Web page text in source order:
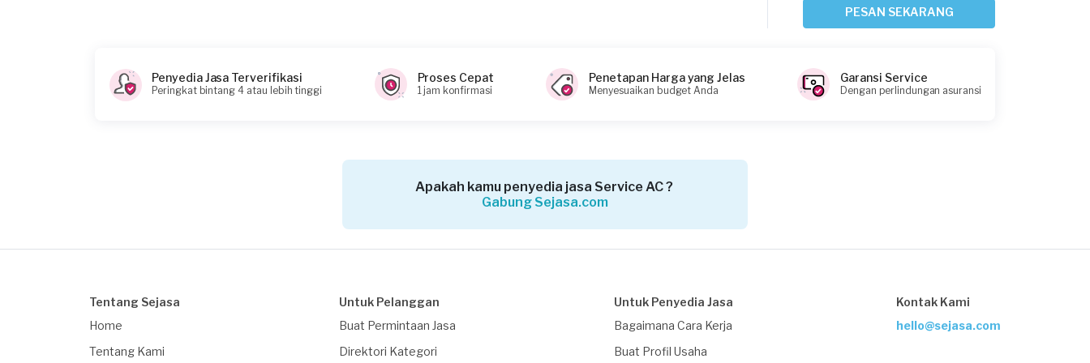
Sekitar 2 jam yang lalu
Sekitar 3 jam yang lalu
Sekitar 9 jam yang lalu
PESAN SEKARANG
Penyedia Jasa Terverifikasi
Peringkat bintang 4 atau lebih tinggi
Proses Cepat
1 jam konfirmasi
Penetapan Harga yang Jelas
Menyesuaikan budget Anda
Garansi Service
Dengan perlindungan asuransi
Apakah kamu penyedia jasa Service AC ?
Gabung Sejasa.com
Tentang Sejasa
Home
Tentang Kami
Untuk Pelanggan
Buat Permintaan Jasa
Direktori Kategori
Untuk Penyedia Jasa
Bagaimana Cara Kerja
Buat Profil Usaha
Kontak Kami
hello@sejasa.com